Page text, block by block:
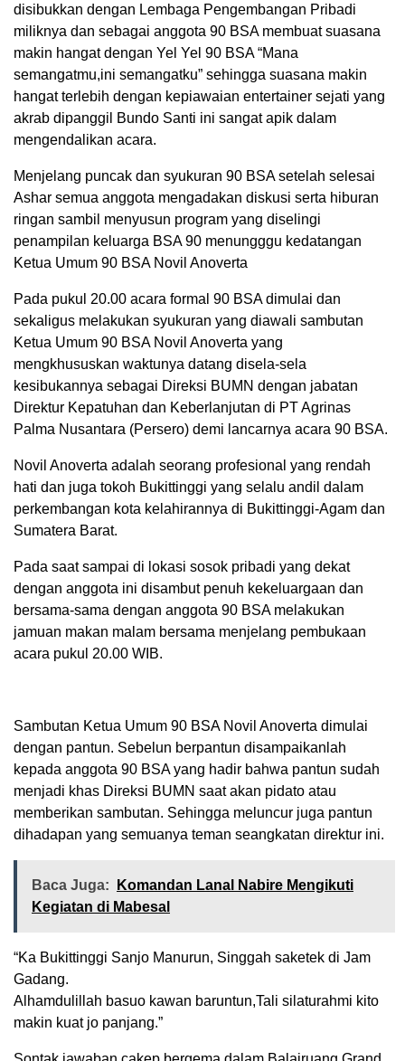
disibukkan dengan Lembaga Pengembangan Pribadi
miliknya dan sebagai anggota 90 BSA membuat suasana
makin hangat dengan Yel Yel 90 BSA “Mana
semangatmu,ini semangatku” sehingga suasana makin
hangat terlebih dengan kepiawaian entertainer sejati yang
akrab dipanggil Bundo Santi ini sangat apik dalam
mengendalikan acara.
Menjelang puncak dan syukuran 90 BSA setelah selesai
Ashar semua anggota mengadakan diskusi serta hiburan
ringan sambil menyusun program yang diselingi
penampilan keluarga BSA 90 menungggu kedatangan
Ketua Umum 90 BSA Novil Anoverta
Pada pukul 20.00 acara formal 90 BSA dimulai dan
sekaligus melakukan syukuran yang diawali sambutan
Ketua Umum 90 BSA Novil Anoverta yang
mengkhususkan waktunya datang disela-sela
kesibukannya sebagai Direksi BUMN dengan jabatan
Direktur Kepatuhan dan Keberlanjutan di PT Agrinas
Palma Nusantara (Persero) demi lancarnya acara 90 BSA.
Novil Anoverta adalah seorang profesional yang rendah
hati dan juga tokoh Bukittinggi yang selalu andil dalam
perkembangan kota kelahirannya di Bukittinggi-Agam dan
Sumatera Barat.
Pada saat sampai di lokasi sosok pribadi yang dekat
dengan anggota ini disambut penuh kekeluargaan dan
bersama-sama dengan anggota 90 BSA melakukan
jamuan makan malam bersama menjelang pembukaan
acara pukul 20.00 WIB.
Sambutan Ketua Umum 90 BSA Novil Anoverta dimulai
dengan pantun. Sebelun berpantun disampaikanlah
kepada anggota 90 BSA yang hadir bahwa pantun sudah
menjadi khas Direksi BUMN saat akan pidato atau
memberikan sambutan. Sehingga meluncur juga pantun
dihadapan yang semuanya teman seangkatan direktur ini.
Baca Juga:
Komandan Lanal Nabire Mengikuti
Kegiatan di Mabesal
“Ka Bukittinggi Sanjo Manurun, Singgah saketek di Jam
Gadang.
Alhamdulillah basuo kawan baruntun,Tali silaturahmi kito
makin kuat jo panjang.”